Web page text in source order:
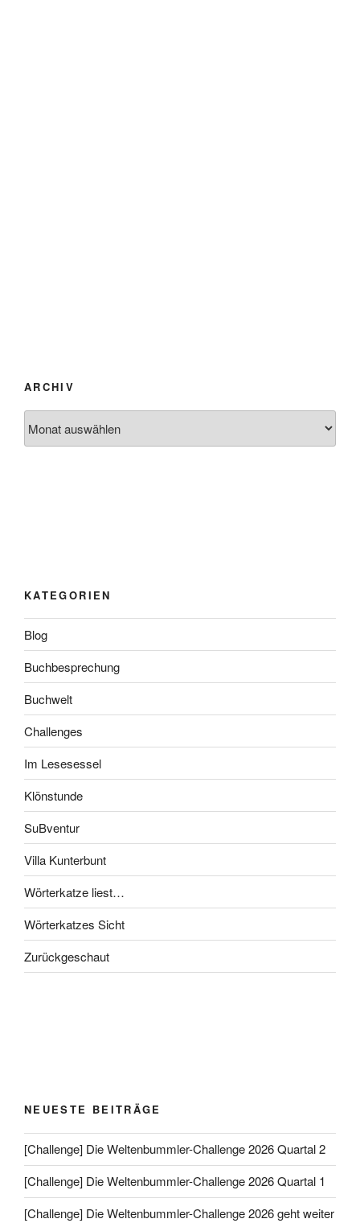
ARCHIV
KATEGORIEN
Blog
Buchbesprechung
Buchwelt
Challenges
Im Lesesessel
Klönstunde
SuBventur
Villa Kunterbunt
Wörterkatze liest…
Wörterkatzes Sicht
Zurückgeschaut
NEUESTE BEITRÄGE
[Challenge] Die Weltenbummler-Challenge 2026 Quartal 2
[Challenge] Die Weltenbummler-Challenge 2026 Quartal 1
[Challenge] Die Weltenbummler-Challenge 2026 geht weiter